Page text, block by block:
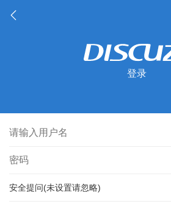
登录
安全提问(未设置请忽略)